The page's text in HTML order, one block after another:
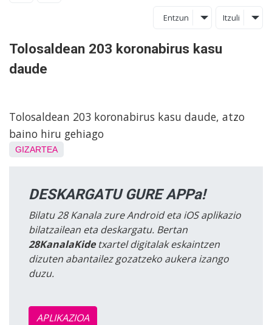
Entzun Itzuli
Tolosaldean 203 koronabirus kasu
daude
Tolosaldean 203 koronabirus kasu daude, atzo
baino hiru gehiago
GIZARTEA
DESKARGATU GURE APPa!
Bilatu 28 Kanala zure Android eta iOS aplikazio
bilatzailean eta deskargatu. Bertan
28KanalaKidetxartel digitalak eskaintzen
dizuten abantailez gozatzeko aukera izango
duzu.
APLIKAZIOA